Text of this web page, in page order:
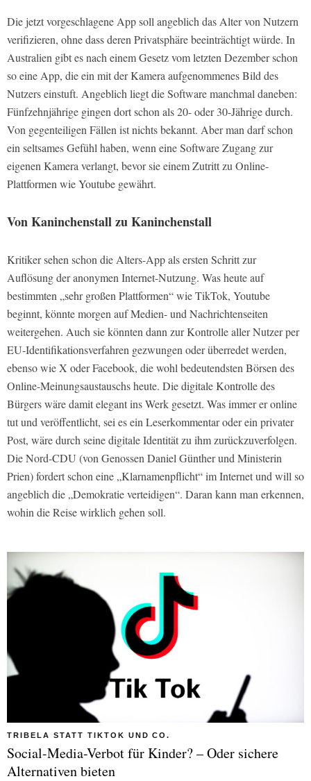
Die jetzt vorgeschlagene App soll angeblich das Alter von Nutzern
verifizieren, ohne dass deren Privatsphäre beeinträchtigt würde. In
Australien gibt es nach einem Gesetz vom letzten Dezember schon
so eine App, die ein mit der Kamera aufgenommenes Bild des
Nutzers einstuft. Angeblich liegt die Software manchmal daneben:
Fünfzehnjährige gingen dort schon als 20- oder 30-Jährige durch.
Von gegenteiligen Fällen ist nichts bekannt. Aber man darf schon
ein seltsames Gefühl haben, wenn eine Software Zugang zur
eigenen Kamera verlangt, bevor sie einem Zutritt zu Online-
Plattformen wie Youtube gewährt.
Von Kaninchenstall zu Kaninchenstall
Kritiker sehen schon die Alters-App als ersten Schritt zur
Auflösung der anonymen Internet-Nutzung. Was heute auf
bestimmten „sehr großen Plattformen“ wie TikTok, Youtube
beginnt, könnte morgen auf Medien- und Nachrichtenseiten
weitergehen. Auch sie könnten dann zur Kontrolle aller Nutzer per
EU-Identifikationsverfahren gezwungen oder überredet werden,
ebenso wie X oder Facebook, die wohl bedeutendsten Börsen des
Online-Meinungsaustauschs heute. Die digitale Kontrolle des
Bürgers wäre damit elegant ins Werk gesetzt. Was immer er online
tut und veröffentlicht, sei es ein Leserkommentar oder ein privater
Post, wäre durch seine digitale Identität zu ihm zurückzuverfolgen.
Die Nord-CDU (von Genossen Daniel Günther und Ministerin
Prien) fordert schon eine „Klarnamenpflicht“ im Internet und will so
angeblich die „Demokratie verteidigen“. Daran kann man erkennen,
wohin die Reise wirklich gehen soll.
TRIBELA STATT TIKTOK UND CO.
Social-Media-Verbot für Kinder? – Oder sichere
Alternativen bieten